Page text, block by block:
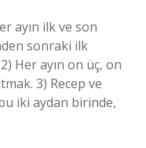
ayın ilk ve son
sonraki ilk
Her ayın on üç, on
3) Recep ve
iki aydan birinde,